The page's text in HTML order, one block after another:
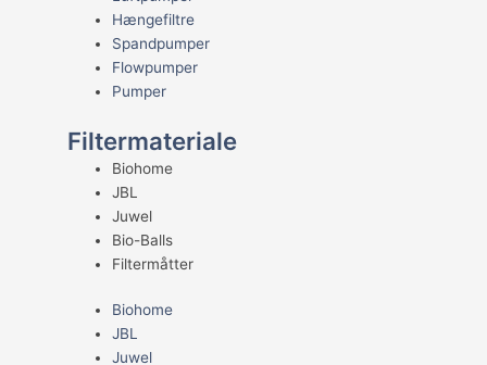
Hængefiltre
Spandpumper
Flowpumper
Pumper
Filtermateriale
Biohome
JBL
Juwel
Bio-Balls
Filtermåtter
Biohome
JBL
Juwel